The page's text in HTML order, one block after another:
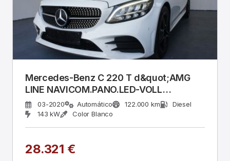
Mercedes-Benz C 220 T d&quot;AMG
LINE NAVICOM.PANO.LED-VOLL
1.HD&quot;
03-2020 Automático 122.000 km
Diesel
143 kW
Color Blanco
28.321 €